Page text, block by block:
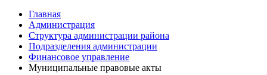
Главная
Администрация
Структура администрации района
Подразделения администрации
Финансовое управление
Муниципальные правовые акты